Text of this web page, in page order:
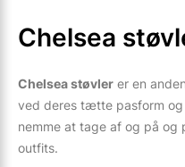
Chelsea
Chelsea støvler er en
ved deres tætte pasform og
nemme at tage af og på og
outfits.